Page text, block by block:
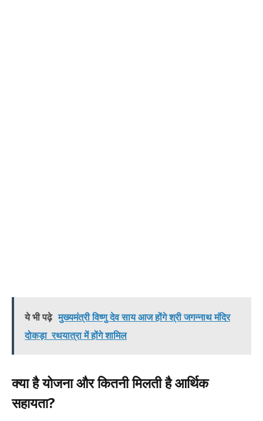
ये भी पढ़े मुख्यमंत्री विष्णु देव साय आज होंगे श्री जगन्नाथ मंदिर
दोकड़ा रथयात्रा में होंगे शामिल
क्या है योजना और कितनी मिलती है आर्थिक
सहायता?